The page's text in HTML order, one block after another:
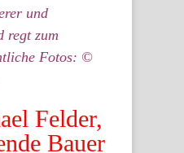
und
regt zum
Fotos: ©
Felder,
Bauer